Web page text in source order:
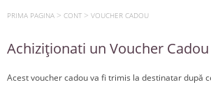
PRIMA PAGINA > CONT > VOUCHER CADOU
Achiziţionati un Voucher Cadou
Acest voucher cadou va fi trimis la destinatar după